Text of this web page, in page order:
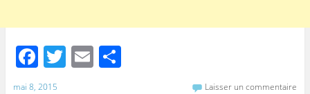
F
a
T E P
mai 8, 2015 Laisser un commentaire